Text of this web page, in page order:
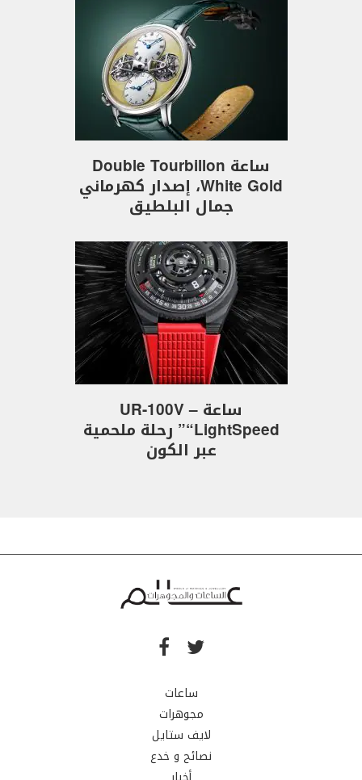
ساعة Double Tourbillon
White Gold، إصدار كهرماني
جمال البلطيق
ساعة UR-100V –
“LightSpeed” رحلة ملحمية
عبر الكون
ساعات
مجوهرات
لايف ستايل
نصائح و خدع